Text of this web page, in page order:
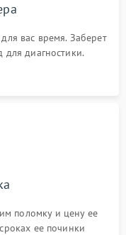
вас время. Заберет
для диагностики.
поломку и цену ее
ее починки